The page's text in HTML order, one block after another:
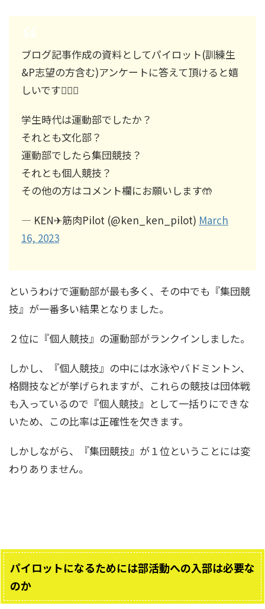
ブログ記事作成の資料としてパイロット(訓練生
&P志望の方含む)アンケートに答えて頂けると嬉
しいです🙇🏻‍♂️
学生時代は運動部でしたか？
それとも文化部？
運動部でしたら集団競技？
それとも個人競技？
その他の方はコメント欄にお願いします🤲
— KEN✈︎筋肉Pilot (@ken_ken_pilot) March
16, 2023
というわけで運動部が最も多く、その中でも『集団競
技』が一番多い結果となりました。
２位に『個人競技』の運動部がランクインしました。
しかし、『個人競技』の中には水泳やバドミントン、
格闘技などが挙げられますが、これらの競技は団体戦
も入っているので『個人競技』として一括りにできな
いため、この比率は正確性を欠きます。
しかしながら、『集団競技』が１位ということには変
わりありません。
パイロットになるためには部活動への入部は必要な
のか